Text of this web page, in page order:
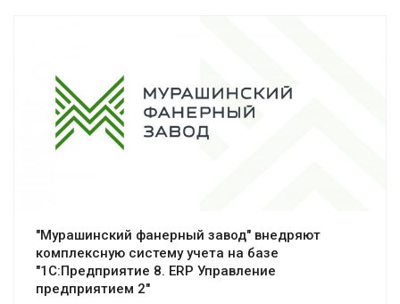
"Мурашинский фанерный завод" внедряют
комплексную систему учета на базе
"1С:Предприятие 8. ERP Управление
предприятием 2"